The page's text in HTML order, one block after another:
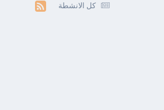
كل الانشطة